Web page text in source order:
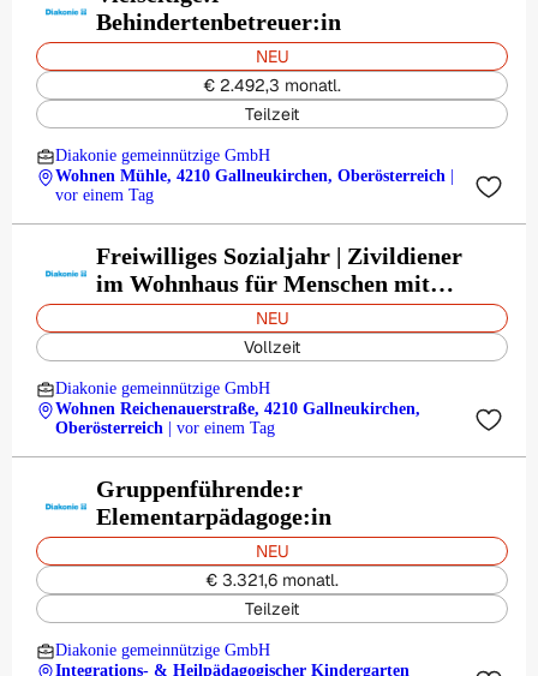
Behindertenbetreuer:in
NEU
€ 2.492,3 monatl.
Teilzeit
Diakonie gemeinnützige GmbH
Wohnen Mühle, 4210 Gallneukirchen, Oberösterreich
vor einem Tag
Freiwilliges Sozialjahr | Zivildiener
im Wohnhaus für Menschen mit
Behinderung
NEU
Vollzeit
Diakonie gemeinnützige GmbH
Wohnen Reichenauerstraße, 4210 Gallneukirchen,
Oberösterreich
| vor einem Tag
Gruppenführende:r
Elementarpädagoge:in
NEU
€ 3.321,6 monatl.
Teilzeit
Diakonie gemeinnützige GmbH
Integrations- & Heilpädagogischer Kindergarten